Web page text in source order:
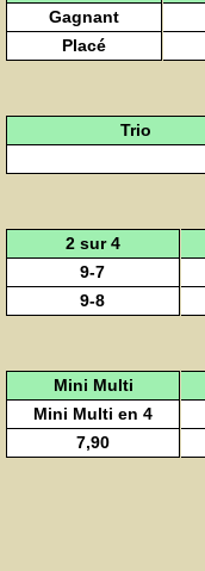
Gagnant
Placé
Trio
2 sur 4
9-7
9-8
Mini Multi
Mini Multi en 4
7,90